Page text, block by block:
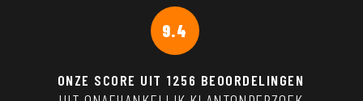
9.4
ONZE SCORE UIT 1256 BEOORDELINGEN